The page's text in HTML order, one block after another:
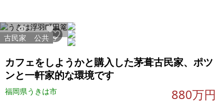
合は、現状のままの貸し出しなので、好きにリノベーションし
て下さい。契約の場合は、現状のまま引渡しです。 ※キーボッ
クスがありますのでいつでも内覧出来ます。ご希望の方はメッ
セージください。 【物件概要】
20194 273
古民家 公共
カフェをしようかと購入した茅葺古民家、ポツ
ンと一軒家的な環境です
福岡県うきは市 880万円